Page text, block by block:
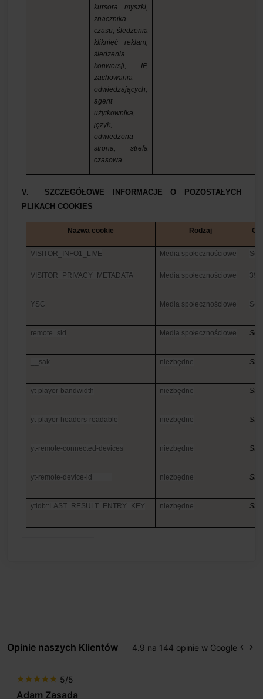
kursora myszki,
znacznika
czasu, śledzenia
kliknięć reklam,
śledzenia
konwersji, IP,
zachowania
odwiedzających,
agent
użytkownika,
język,
odwiedzona
strona, strefa
czasowa
V.
SZCZEGÓŁOWE INFORMACJE O POZOSTAŁYCH
PLIKACH COOKIES
Nazwa cookie Rodzaj
VISITOR_INFO1_L­IVE Media społecznościowe
VISITOR_PRIVACY­_METADATA Media społecznościowe
YSC Media społecznościowe
remote_sid Media społecznościowe S
__sak niezbędne S
yt-player-bandw­idth niezbędne S
yt-player-heade­rs-readable niezbędne S
yt-remote-conne­cted-devices niezbędne S
yt-remote-devic­e-id niezbędne S
ytidb::LAST_RES­ULT_ENTRY_KEY niezbędne S
Opinie naszych Klientów 4.9 na 144 opinie w Google keyboard_arrow_left keyboard_arrow_right